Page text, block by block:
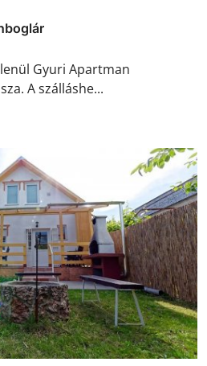
Gyuri Apartman
A szálláshe...